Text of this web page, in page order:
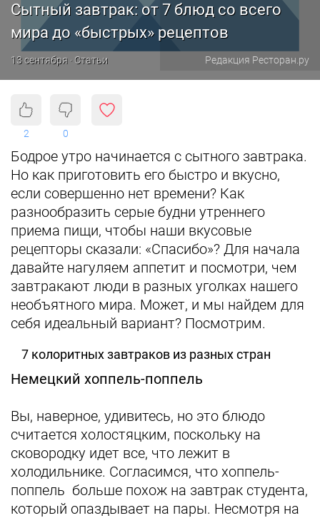
Сытный завтрак: от 7 блюд со всего
мира до «быстрых» рецептов
13 сентября · Статьи Редакция Ресторан.ру
2 0
Бодрое утро начинается с сытного завтрака.
Но как приготовить его быстро и вкусно,
если совершенно нет времени? Как
разнообразить серые будни утреннего
приема пищи, чтобы наши вкусовые
рецепторы сказали: «Спасибо»? Для начала
давайте нагуляем аппетит и посмотри, чем
завтракают люди в разных уголках нашего
необъятного мира. Может, и мы найдем для
себя идеальный вариант? Посмотрим.
7 колоритных завтраков из разных стран
Немецкий хоппель-поппель
Вы, наверное, удивитесь, но это блюдо
считается холостяцким, поскольку на
сковородку идет все, что лежит в
холодильнике. Согласимся, что хоппель-
поппель больше похож на завтрак студента,
который опаздывает на пары. Несмотря на